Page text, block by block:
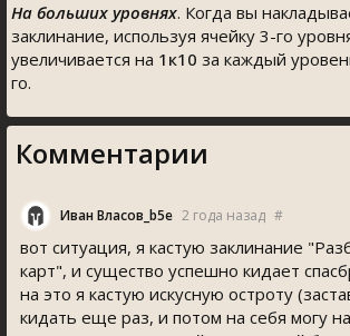
На больших уровнях. Когда вы
заклинание, используя ячейку 3-го
увеличивается на 1к10 за каждый
го.
Комментарии
Иван Власов_b5e 2 года назад #
вот ситуация, я кастую заклинание
карт", и существо успешно кидает
на это я кастую искусную остроту
кидать еще раз, и потом на себя могу